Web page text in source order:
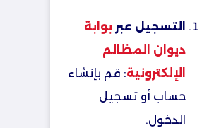
التسجيل عبر بوابة
ديوان المظالم
الإلكترونية: قم بإنشاء
حساب أو تسجيل
الدخول.